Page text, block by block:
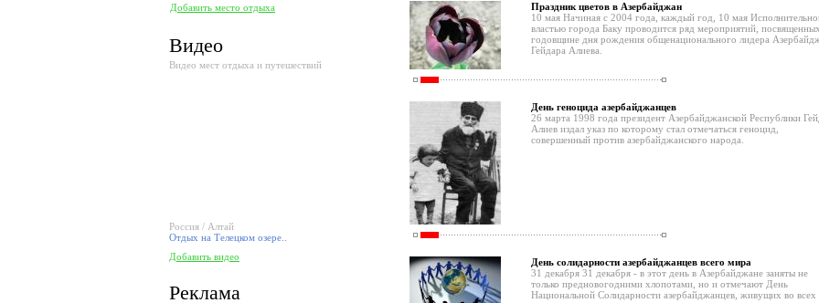
Добавить место отдыха
Видео
Видео мест отдыха и путешествий
Россия / Алтай
Отдых на Телецком озере..
Добавить видео
Реклама
Праздник цветов в Азербайджан
10 мая Начиная с 2004 года, каждый год, 10 мая
властью города Баку проводится ряд мероприятий,
годовщине дня рождения общенационального лидера
Гейдара Алиева.
День геноцида азербайджанцев
26 марта 1998 года президент Азербайджанской Республики
Алиев издал указ по которому стал отмечаться геноцид,
совершенный против азербайджанского народа.
День солидарности азербайджанцев всего мира
31 декабря 31 декабря - в этот день в Азербайджане заняты не
только предновогодними хлопотами, но и отмечают День
Национальной Солидарности азербайджанцев, живущих во всех